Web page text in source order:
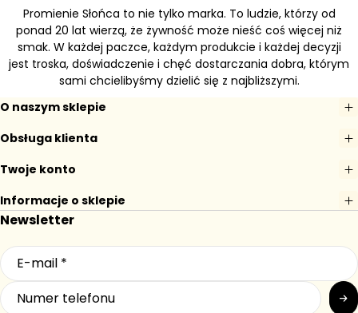
Promienie Słońca to nie tylko marka. To ludzie, którzy od
ponad 20 lat wierzą, że żywność może nieść coś więcej niż
smak. W każdej paczce, każdym produkcie i każdej decyzji
jest troska, doświadczenie i chęć dostarczania dobra, którym
sami chcielibyśmy dzielić się z najbliższymi.
O naszym sklepie
Obsługa klienta
Twoje konto
Informacje o sklepie
Newsletter